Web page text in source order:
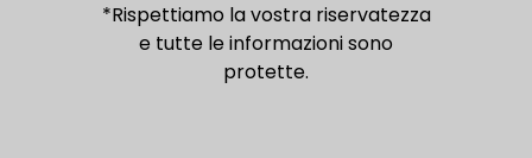
1
*Rispettiamo la vostra riservatezza
e tutte le informazioni sono
protette.